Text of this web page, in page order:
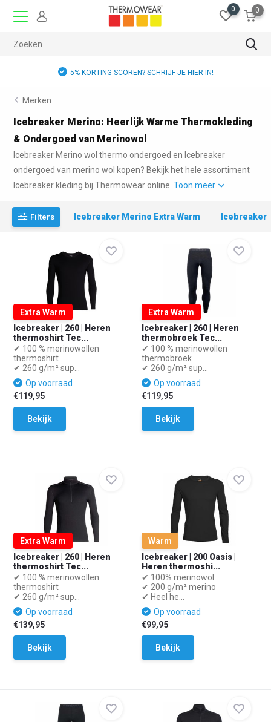
0 0
5% KORTING SCOREN? SCHRIJF JE HIER IN!
Merken
Icebreaker Merino: Heerlijk Warme Thermokleding
& Ondergoed van Merinowol
Icebreaker Merino wol thermo ondergoed en Icebreaker
ondergoed van merino wol kopen? Bekijk het hele assortiment
Icebreaker kleding bij Thermowear online.Toon meer
Filters Icebreaker Merino Extra Warm Icebreaker
Extra Warm
Icebreaker | 260 | Heren
thermoshirt Tec...
✔ 100 % merinowollen
thermoshirt
✔ 260 g/m² sup...
Op voorraad
€119,95
Bekijk
Extra Warm
Icebreaker | 260 | Heren
thermobroek Tec...
✔ 100 % merinowollen
thermobroek
✔ 260 g/m² sup...
Op voorraad
€119,95
Bekijk
Extra Warm
Icebreaker | 260 | Heren
thermoshirt Tec...
✔ 100 % merinowollen
thermoshirt
✔ 260 g/m² sup...
Op voorraad
€139,95
Bekijk
Warm
Icebreaker | 200 Oasis |
Heren thermoshi...
✔ 100% merinowol
✔ 200 g/m² merino
✔ Heel he...
Op voorraad
€99,95
Bekijk